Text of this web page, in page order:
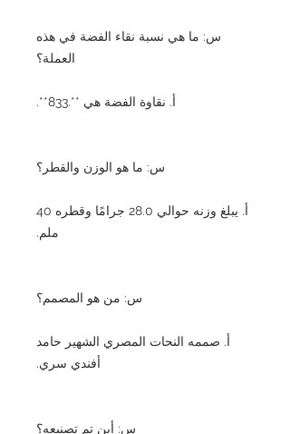
س: ما هي نسبة نقاء الفضة في هذه
العملة؟
أ. نقاوة الفضة هي **.833**.
س: ما هو الوزن والقطر؟
أ. يبلغ وزنه حوالي 28.0 جرامًا وقطره 40
ملم.
س: من هو المصمم؟
أ. صممه النحات المصري الشهير حامد
أفندي سري.
س: أين تم تصنيعه؟